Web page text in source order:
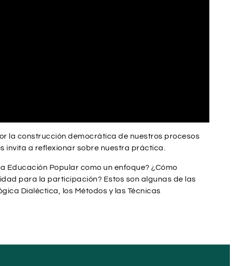
la construcción democrática de nuestros procesos
invita a reflexionar sobre nuestra práctica.
Educación Popular como un enfoque? ¿Cómo
para la participación? Estos son algunas de las
Dialéctica, los Métodos y las Técnicas